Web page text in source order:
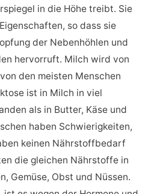
in die Höhe treibt. Sie
so dass sie
der Nebenhöhlen und
hervorruft. Milch wird von
den meisten Menschen
ist in Milch in viel
als in Butter, Käse und
haben Schwierigkeiten,
keinen Nährstoffbedarf
die gleichen Nährstoffe in
Gemüse, Obst und Nüssen.